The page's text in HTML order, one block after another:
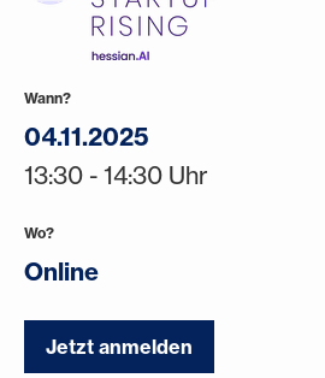
Wann?
04.11.2025
13:30 - 14:30 Uhr
Wo?
Online
Jetzt anmelden